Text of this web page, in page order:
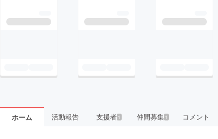
ホーム 活動報告 支援者 1 仲間募集 1 コメント